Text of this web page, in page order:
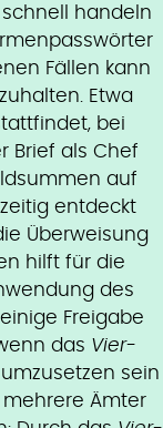
handeln
Fällen kann
Etwa
bei
Brief als Chef
auf
entdeckt
Überweisung
hilft für die
des
Freigabe
das Vier-
sein
Ämter